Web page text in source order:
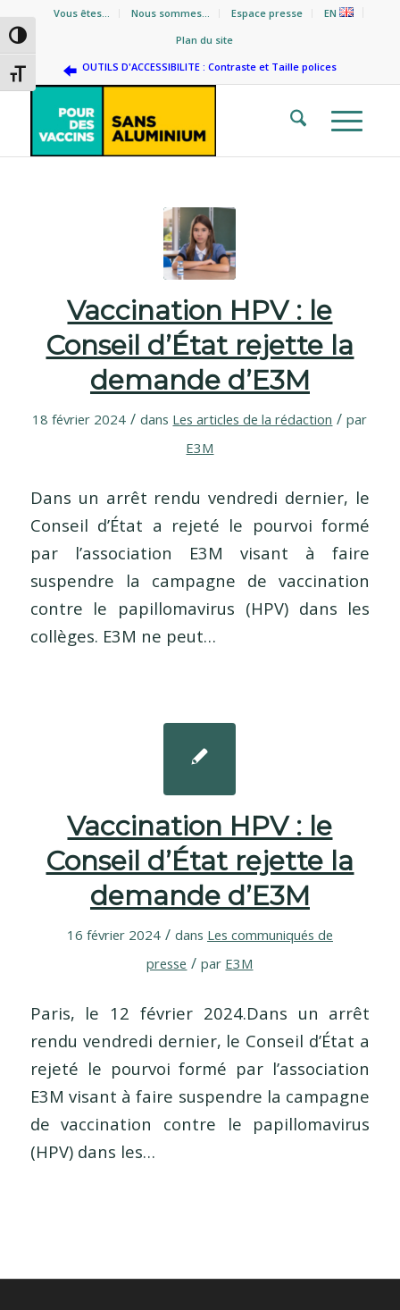
Passer en contraste élevé
Changer la taille de la police
Vous êtes… Nous sommes… Espace presse
EN
Plan du site
OUTILS D'ACCESSIBILITE : Contraste et Taille polices
Vaccination HPV : le
Conseil d’État rejette la
demande d’E3M
18 février 2024 / dans Les articles de la rédaction / par
E3M
Dans un arrêt rendu vendredi dernier, le
Conseil d’État a rejeté le pourvoi formé
par l’association E3M visant à faire
suspendre la campagne de vaccination
contre le papillomavirus (HPV) dans les
collèges. E3M ne peut…
Vaccination HPV : le
Conseil d’État rejette la
demande d’E3M
16 février 2024 / dans Les communiqués de
presse / par E3M
Paris, le 12 février 2024.Dans un arrêt
rendu vendredi dernier, le Conseil d’État a
rejeté le pourvoi formé par l’association
E3M visant à faire suspendre la campagne
de vaccination contre le papillomavirus
(HPV) dans les…